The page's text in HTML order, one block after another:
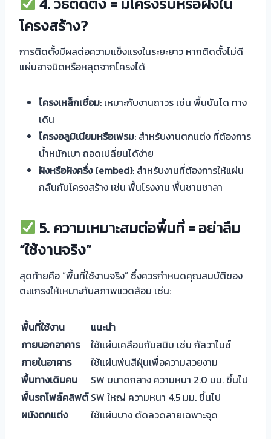
โครงสร้าง?
การติดตั้งมีผลต่อความแข็งแรงในระยะยาว หากติดตั้งไม่ดี
แผ่นอาจบิดหรือหลุดจากโครงได้
โครงเหล็กเชื่อม: เหมาะกับงานถาวร เช่น พื้นบันได ทาง
เดิน
โครงอลูมิเนียมหรือเฟรม: สำหรับงานตกแต่ง ที่ต้องการ
น้ำหนักเบา ถอดเปลี่ยนได้ง่าย
ฝังหรือฝังครึ่ง (embed): สำหรับงานที่ต้องการให้แผ่น
กลืนกับโครงสร้าง เช่น พื้นโรงงาน พื้นชานชาลา
5. ความเหมาะสมต่อพื้นที่ = อย่าลืม
“ใช้งานจริง”
สุดท้ายคือ “พื้นที่ใช้งานจริง” ซึ่งควรกำหนดคุณสมบัติของ
ตะแกรงให้เหมาะกับสภาพแวดล้อม เช่น:
พื้นที่ใช้งาน
แนะนำ
ภายนอกอาคาร
ใช้แผ่นเคลือบกันสนิม เช่น กัลวาไนซ์
ภายในอาคาร
ใช้แผ่นพ่นสีฝุ่นเพื่อความสวยงาม
พื้นทางเดินคน
SW ขนาดกลาง ความหนา 2.0 มม. ขึ้นไป
พื้นรถโฟล์คลิฟต์ SW ใหญ่ ความหนา 4.5 มม. ขึ้นไป
ผนังตกแต่ง
ใช้แผ่นบาง ตัดลวดลายเฉพาะจุด